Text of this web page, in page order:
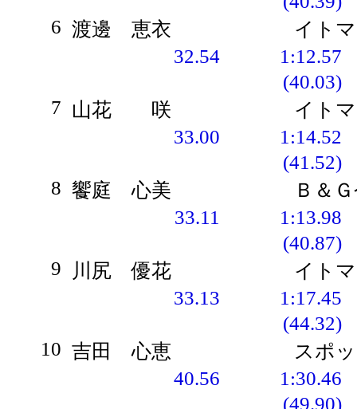
6 渡邊 恵衣
イト
32.54
1:12.57
(40.03)
7 山花 咲
イト
33.00
1:14.52
(41.52)
8 饗庭 心美
Ｂ＆
33.11
1:13.98
(40.87)
9
川尻 優花
イト
33.13
1:17.45
(44.32)
10 吉田 心恵
スポ
40.56
1:30.46
(49.90)